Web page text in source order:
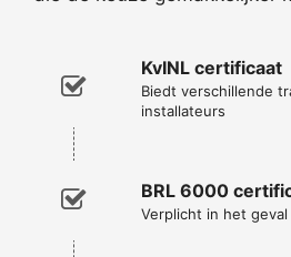
KvINL certificaat
Biedt verschillende
installateurs
BRL 6000
Verplicht in het